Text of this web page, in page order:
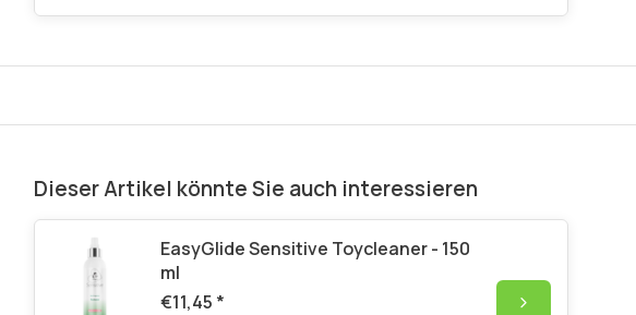
Dieser Artikel könnte Sie auch interessieren
EasyGlide Sensitive Toycleaner - 150
ml
€11,45 *